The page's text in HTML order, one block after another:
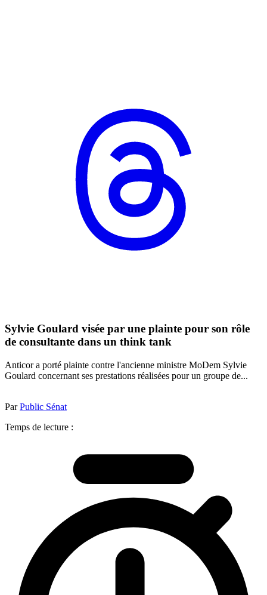
Sylvie Goulard visée par une plainte pour son rôle
de consultante dans un think tank
Anticor a porté plainte contre l'ancienne ministre MoDem Sylvie
Goulard concernant ses prestations réalisées pour un groupe de...
ParPublic Sénat
Temps de lecture :